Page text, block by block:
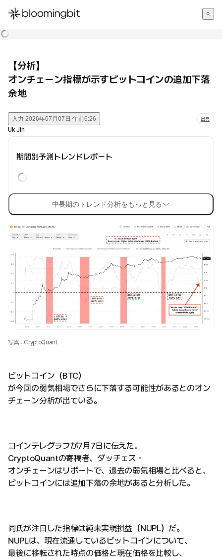
한국어
【分析】
オンチェーン指標が示すビットコインの追加下落
余地
入力 2026年07月07日 午前6:26 出典
Uk Jin
期間別予測トレンドレポート
中長期のトレンド分析をもっと見る
写真：CryptoQuant
ビットコイン（BTC）
が今回の弱気相場でさらに下落する可能性があるとのオン
チェーン分析が出ている。
コインテレグラフが7月7日に伝えた。
CryptoQuantの寄稿者、ダッチェス・
オンチェーンはリポートで、過去の弱気相場と比べると、
ビットコインには追加下落の余地があると分析した。
同氏が注目した指標は純未実現損益（NUPL）だ。
NUPLは、現在流通しているビットコインについて、
最後に移転された時点の価格と現在価格を比較し、